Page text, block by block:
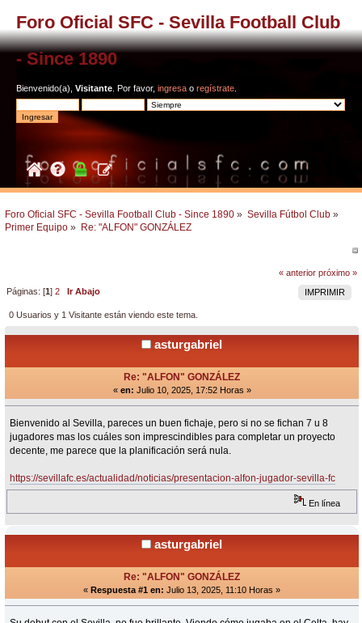
Foro Oficial SFC - Sevilla Football Club
- Since 1890
Bienvenido(a), Visitante . Por favor, ingresa o regístrate
Foro Oficial SFC - Sevilla Football Club - Since 1890 » Sevilla Fútbol Club »
Primer Equipo » Re: "ALFON" GONZÁLEZ
« anterior próximo »
IMPRIMIR
Páginas: [1]2 Ir Abajo
0 Usuarios y 1 Visitante están viendo este tema.
asturgabriel
Re: "ALFON" GONZÁLEZ
« en: Julio 10, 2025, 17:52 Horas »
Bienvenido al Sevilla, pareces un buen fichaje, pero si no se fichan 7 u 8
jugadores mas los cuáles son imprescindibles para completar un proyecto
decente, me parece que la planificación será nula.
https://sevillafc.es/actualidad/noticias/presentacion-alfon-jugador-sevilla-fc
En línea
asturgabriel
Re: "ALFON" GONZÁLEZ
« Respuesta #1 en: Julio 13, 2025, 11:10 Horas »